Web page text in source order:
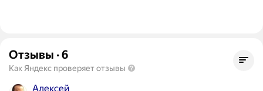
Отзывы ·6
Как Яндекс проверяет отзывы
Алексей